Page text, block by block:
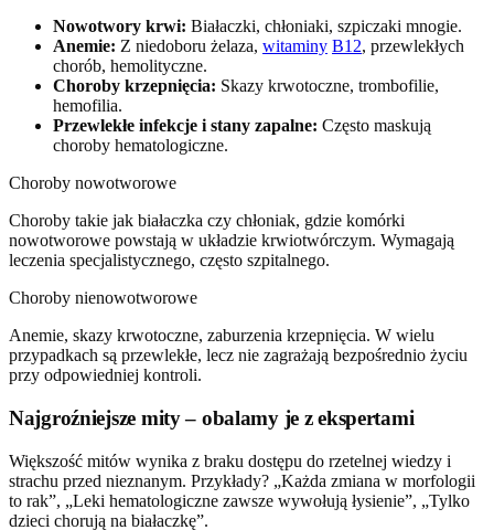
Nowotwory krwi: Białaczki, chłoniaki, szpiczaki mnogie.
Anemie: Z niedoboru żelaza, witaminy B12, przewlekłych
chorób, hemolityczne.
Choroby krzepnięcia: Skazy krwotoczne, trombofilie,
hemofilia.
Przewlekłe infekcje i stany zapalne: Często maskują
choroby hematologiczne.
Choroby nowotworowe
Choroby takie jak białaczka czy chłoniak, gdzie komórki
nowotworowe powstają w układzie krwiotwórczym. Wymagają
leczenia specjalistycznego, często szpitalnego.
Choroby nienowotworowe
Anemie, skazy krwotoczne, zaburzenia krzepnięcia. W wielu
przypadkach są przewlekłe, lecz nie zagrażają bezpośrednio życiu
przy odpowiedniej kontroli.
Najgroźniejsze mity – obalamy je z ekspertami
Większość mitów wynika z braku dostępu do rzetelnej wiedzy i
strachu przed nieznanym. Przykłady? „Każda zmiana w morfologii
to rak”, „Leki hematologiczne zawsze wywołują łysienie”, „Tylko
dzieci chorują na białaczkę”.